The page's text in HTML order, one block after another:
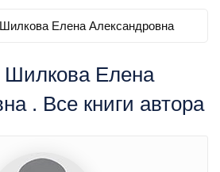
Елена Александровна
Шилкова Елена
. Все книги автора